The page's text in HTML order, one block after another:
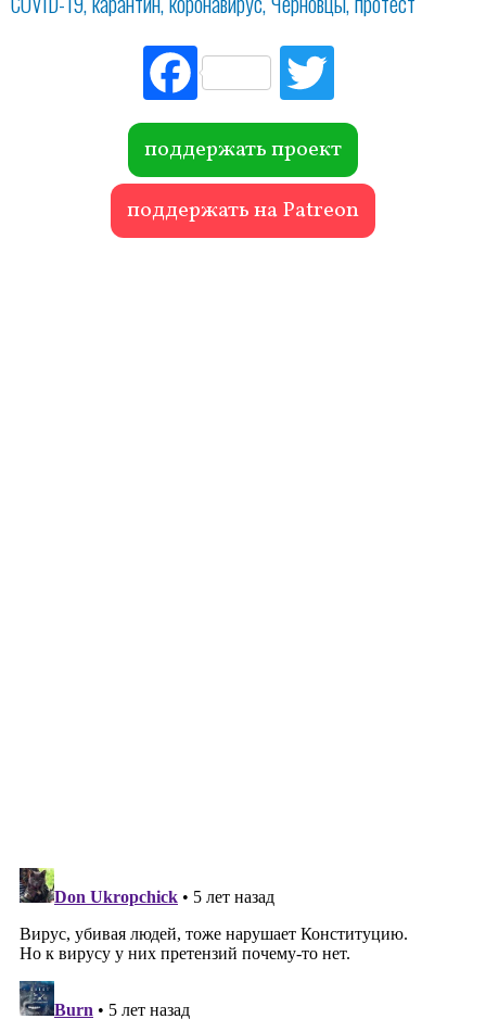
Fac
ebo
ok r
поддержать проект
поддержать на Patreon